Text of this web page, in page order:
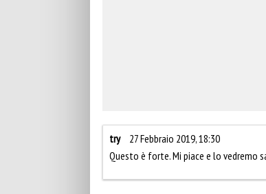
try
27 Febbraio 2019, 18:30
Questo è forte. Mi piace e lo vedremo